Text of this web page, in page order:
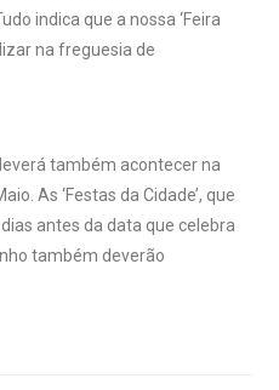
indica que a nossa ‘Feira
na freguesia de
também acontecer na
As ‘Festas da Cidade’, que
antes da data que celebra
também deverão